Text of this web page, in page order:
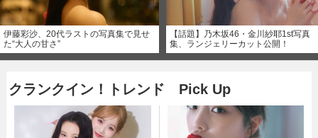
伊藤彩沙、20代ラストの写真集で見せ
た“大人の甘さ”
【話題】乃木坂46・金川紗耶1st写真
集、ランジェリーカット公開！
クランクイン！トレンド Pick Up